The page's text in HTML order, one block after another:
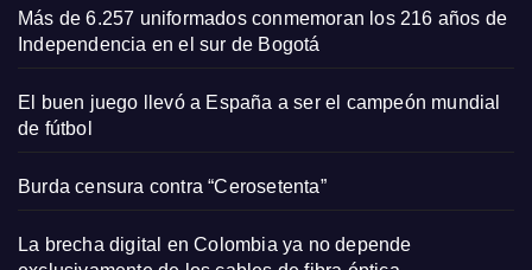
Más de 6.257 uniformados conmemoran los 216 años de
Independencia en el sur de Bogotá
El buen juego llevó a España a ser el campeón mundial
de fútbol
Burda censura contra “Cerosetenta”
La brecha digital en Colombia ya no depende